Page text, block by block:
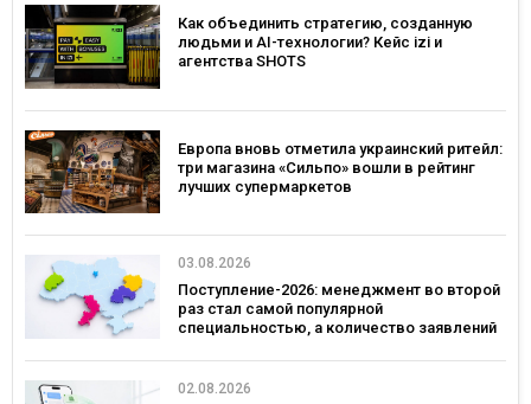
Как объединить стратегию, созданную
людьми и AI-технологии? Кейс izi и
агентства SHOTS
Европа вновь отметила украинский ритейл:
три магазина «Сильпо» вошли в рейтинг
лучших супермаркетов
03.08.2026
Поступление-2026: менеджмент во второй
раз стал самой популярной
специальностью, а количество заявлений
02.08.2026